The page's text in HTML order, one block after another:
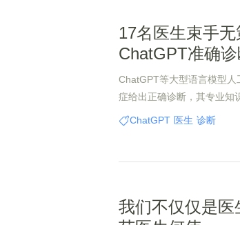
17名医生束手
ChatGPT准确
ChatGPT等大型语言模型
症给出正确诊断，其专业知
至超过人类专家。
ChatGPT 医生 诊断
我们不仅仅是医